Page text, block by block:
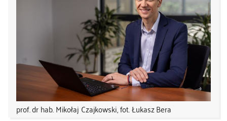
prof. dr hab. Mikołaj Czajkowski, fot. Łukasz Bera